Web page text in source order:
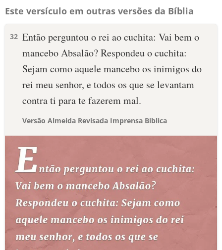
Este versículo em outras versões da Bíblia
32 Então perguntou o rei ao cuchita: Vai bem o
mancebo Absalão? Respondeu o cuchita:
Sejam como aquele mancebo os inimigos do
rei meu senhor, e todos os que se levantam
contra ti para te fazerem mal.
Versão Almeida Revisada Imprensa Bíblica